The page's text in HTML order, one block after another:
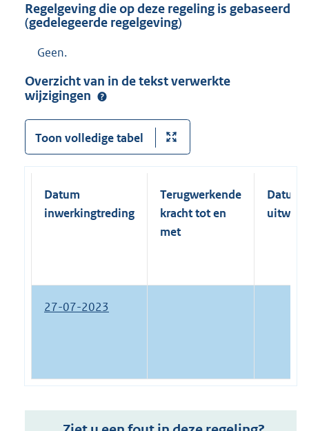
Regelgeving die op deze regeling is gebaseerd
(gedelegeerde regelgeving)
Geen.
Overzicht van in de tekst verwerkte
wijzigingen
Toon volledige tabel
Datum
inwerkingtreding
Terugwerkende
kracht tot en
met
Datum
27-07-2023